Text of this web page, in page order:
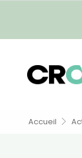
Accueil